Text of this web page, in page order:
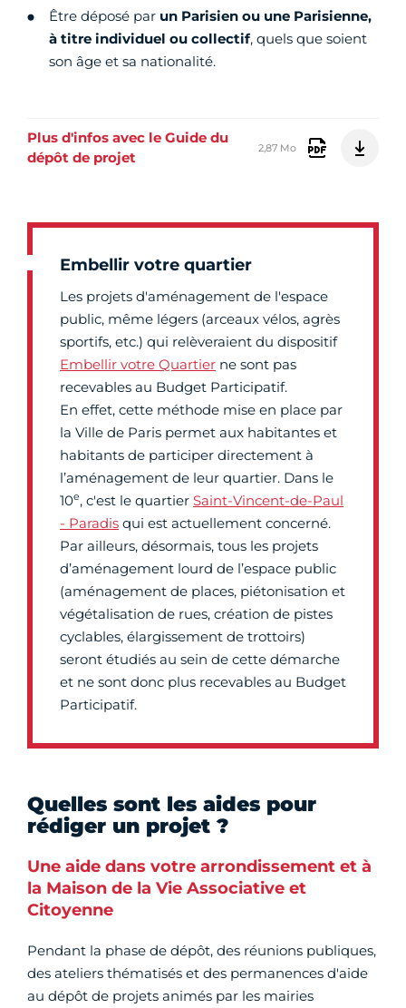
Être déposé par un Parisien ou une Parisienne,
à titre individuel ou collectif, quels que soient
son âge et sa nationalité.
Plus d'infos avec le Guide du
dépôt de projet
2,87 Mo
Embellir votre quartier
Les projets d'aménagement de l'espace
public, même légers (arceaux vélos, agrès
sportifs, etc.) qui relèveraient du dispositif
Embellir votre Quartier ne sont pas
recevables au Budget Participatif.
En effet, cette méthode mise en place par
la Ville de Paris permet aux habitantes et
habitants de participer directement à
l’aménagement de leur quartier. Dans le
10e, c'est le quartier Saint-Vincent-de-Paul
- Paradis qui est actuellement concerné.
Par ailleurs, désormais, tous les projets
d’aménagement lourd de l’espace public
(aménagement de places, piétonisation et
végétalisation de rues, création de pistes
cyclables, élargissement de trottoirs)
seront étudiés au sein de cette démarche
et ne sont donc plus recevables au Budget
Participatif.
Quelles sont les aides pour
rédiger un projet ?
Une aide dans votre arrondissement et à
la Maison de la Vie Associative et
Citoyenne
Pendant la phase de dépôt, des réunions publiques,
des ateliers thématisés et des permanences d'aide
au dépôt de projets animés par les mairies